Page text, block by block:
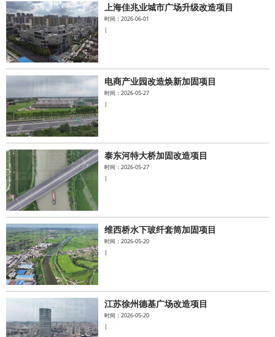
上海佳兆业城市广场升级改造项目
时间：2026-06-01
|
电商产业园改造焕新加固项目
时间：2026-05-27
|
泰东河特大桥加固改造项目
时间：2026-05-27
|
维西桥水下玻纤套筒加固项目
时间：2026-05-20
|
江苏徐州德基广场改造项目
时间：2026-05-20
|